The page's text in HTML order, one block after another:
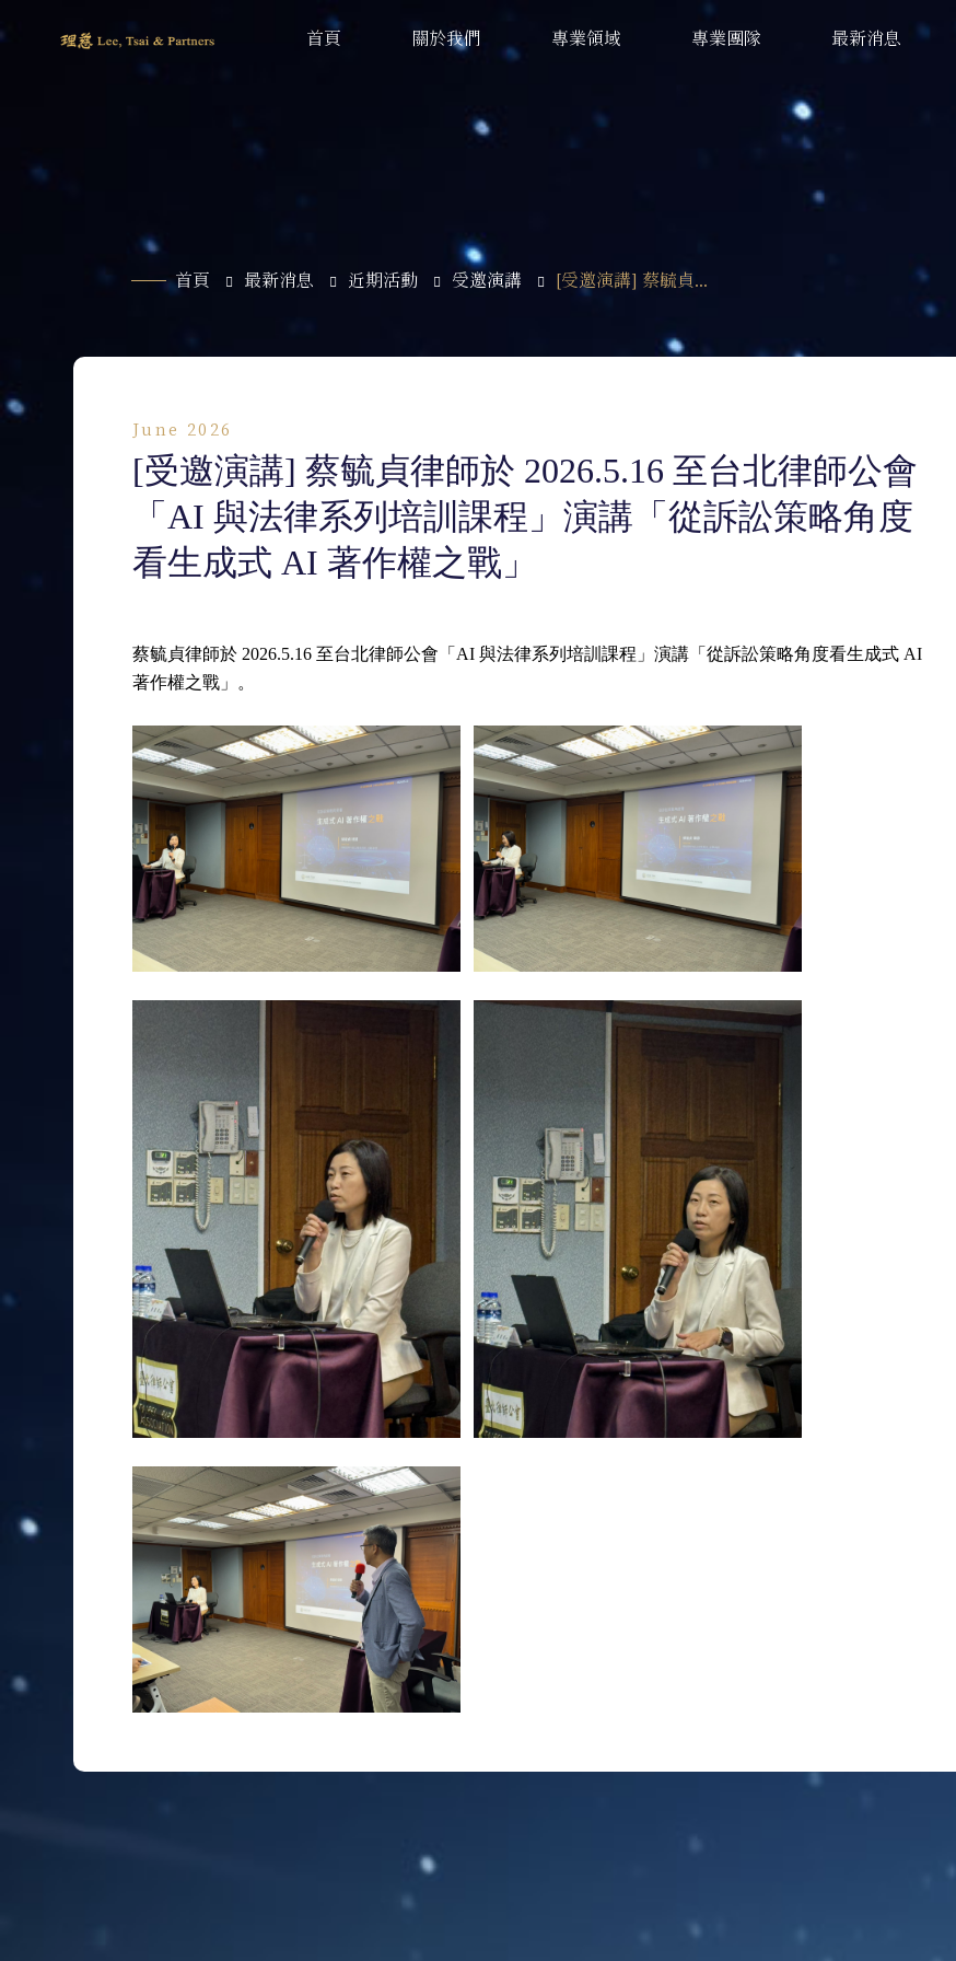
首頁 關於我們 專業領域 專業團隊 最新消息
首頁 最新消息 近期活動 受邀演講 [受邀演講] 蔡毓貞...
June 2026
[受邀演講] 蔡毓貞律師於 2026.5.16 至台北律師公會
「AI 與法律系列培訓課程」演講「從訴訟策略角度
看生成式 AI 著作權之戰」
蔡毓貞律師於 2026.5.16 至台北律師公會「AI 與法律系列培訓課程」演講「從訴訟策略角度看生成式 AI
著作權之戰」。